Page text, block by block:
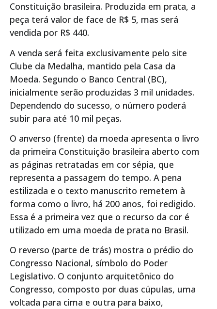
Constituição brasileira. Produzida em prata, a
peça terá valor de face de R$ 5, mas será
vendida por R$ 440.
A venda será feita exclusivamente pelo site
Clube da Medalha, mantido pela Casa da
Moeda. Segundo o Banco Central (BC),
inicialmente serão produzidas 3 mil unidades.
Dependendo do sucesso, o número poderá
subir para até 10 mil peças.
O anverso (frente) da moeda apresenta o livro
da primeira Constituição brasileira aberto com
as páginas retratadas em cor sépia, que
representa a passagem do tempo. A pena
estilizada e o texto manuscrito remetem à
forma como o livro, há 200 anos, foi redigido.
Essa é a primeira vez que o recurso da cor é
utilizado em uma moeda de prata no Brasil.
O reverso (parte de trás) mostra o prédio do
Congresso Nacional, símbolo do Poder
Legislativo. O conjunto arquitetônico do
Congresso, composto por duas cúpulas, uma
voltada para cima e outra para baixo,